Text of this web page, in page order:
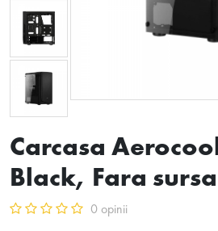
Carcasa
Black, Fara sursa
0 opinii